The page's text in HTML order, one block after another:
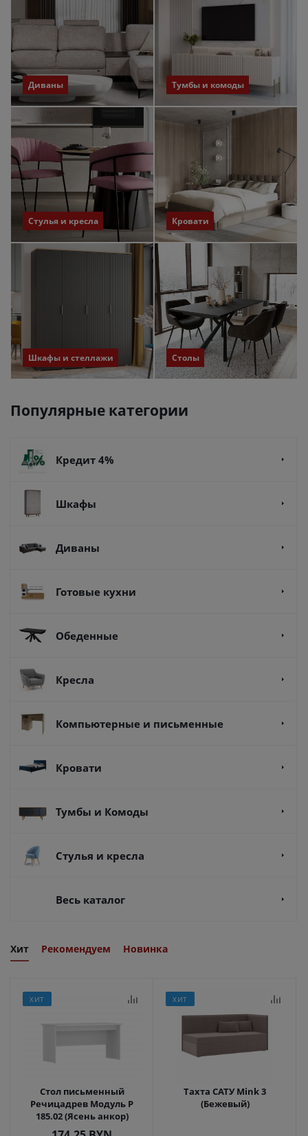
Диваны Тумбы и комоды
Стулья и кресла Кровати
Шкафы и стеллажи Столы
Популярные категории
Кредит 4%
Шкафы
Диваны
Готовые кухни
Обеденные
Кресла
Компьютерные и письменные
Кровати
Тумбы и Комоды
Стулья и кресла
Весь каталог
Хит Рекомендуем Новинка
ХИТ
Стол письменный
Речицадрев Модуль Р
185.02 (Ясень анкор)
ХИТ
Тахта САТУ Mink 3
(Бежевый)